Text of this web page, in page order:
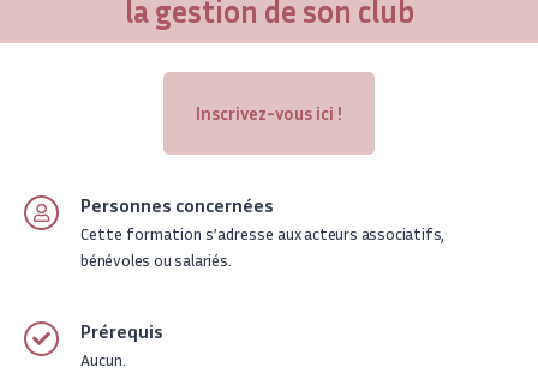
la gestion de son club
Inscrivez-vous ici !
Personnes concernées
Cette formation s’adresse auxacteurs associatifs,
bénévoles ou salariés.
Prérequis
Aucun.